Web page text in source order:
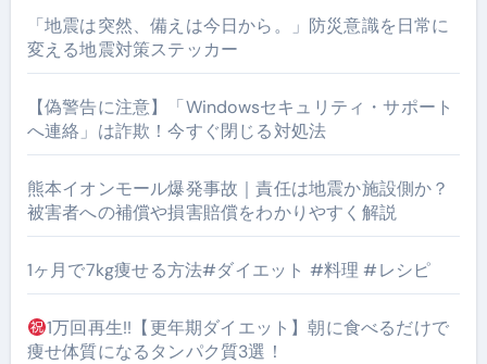
「地震は突然、備えは今日から。」防災意識を日常に
変える地震対策ステッカー
【偽警告に注意】「Windowsセキュリティ・サポート
へ連絡」は詐欺！今すぐ閉じる対処法
熊本イオンモール爆発事故｜責任は地震か施設側か？
被害者への補償や損害賠償をわかりやすく解説
1ヶ月で7kg痩せる方法#ダイエット #料理 #レシピ
1万回再生!!【更年期ダイエット】朝に食べるだけで
痩せ体質になるタンパク質3選！